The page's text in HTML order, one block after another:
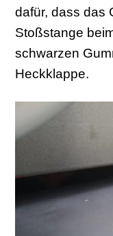
dafür, dass das
Stoßstange
schwarzen
Heckklappe.